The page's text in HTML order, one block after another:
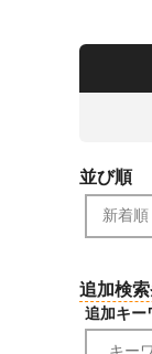
並び順
追加検
追加キー